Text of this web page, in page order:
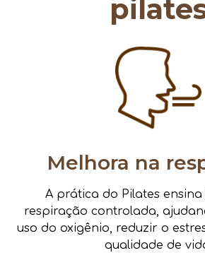
Melhora na
A prática do Pilates ensina
respiração controlada,
uso do oxigênio, reduzir o
qualidade de